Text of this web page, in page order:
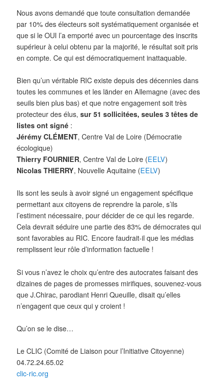
Nous avons demandé que toute consultation demandée
par 10% des électeurs soit systématiquement organisée et
que si le OUI l’a emporté avec un pourcentage des inscrits
supérieur à celui obtenu par la majorité, le résultat soit pris
en compte. Ce qui est démocratiquement inattaquable.
Bien qu’un véritable RIC existe depuis des décennies dans
toutes les communes et les länder en Allemagne (avec des
seuils bien plus bas) et que notre engagement soit très
protecteur des élus,sur 51 sollicitées, seules 3 têtes de
listes ont signé :
Jérémy CLÉMENT, Centre Val de Loire (Démocratie
écologique)
Thierry FOURNIER, Centre Val de Loire (EELV)
Nicolas THIERRY, Nouvelle Aquitaine (EELV)
Ils sont les seuls à avoir signé un engagement spécifique
permettant aux citoyens de reprendre la parole, s’ils
l’estiment nécessaire, pour décider de ce qui les regarde.
Cela devrait séduire une partie des 83% de démocrates qui
sont favorables au RIC. Encore faudrait-il que les médias
remplissent leur rôle d’information factuelle !
Si vous n’avez le choix qu’entre des autocrates faisant des
dizaines de pages de promesses mirifiques, souvenez-vous
que J.Chirac, parodiant Henri Queuille, disait qu’elles
n’engagent que ceux qui y croient !
Qu’on se le dise…
Le CLIC (Comité de Liaison pour l’Initiative Citoyenne)
04.72.24.65.02
clic-ric.org